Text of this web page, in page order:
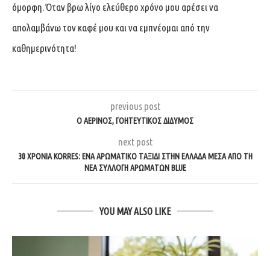
όμορφη. Όταν βρω λίγο ελεύθερο χρόνο μου αρέσει να
απολαμβάνω τον καφέ μου και να εμπνέομαι από την
καθημερινότητα!
previous post
Ο ΑΈΡΙΝΟΣ, ΓΟΗΤΕΥΤΙΚΌΣ ΔΊΔΥΜΟΣ
next post
30 ΧΡΌΝΙΑ KORRES: ΈΝΑ ΑΡΩΜΑΤΙΚΌ ΤΑΞΊΔΙ ΣΤΗΝ ΕΛΛΆΔΑ ΜΈΣΑ ΑΠΌ ΤΗ
ΝΈΑ ΣΥΛΛΟΓΉ ΑΡΩΜΆΤΩΝ BLUE
YOU MAY ALSO LIKE